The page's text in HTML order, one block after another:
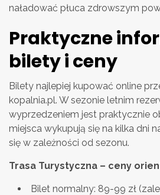
naładować płuca zdrowszym
Praktyczne
bilety i ceny
Bilety najlepiej kupować online
kopalnia.pl. W sezonie letnim
wyprzedzeniem jest praktycznie
miejsca wykupują się na kilka dni
się w zależności od sezonu.
Trasa Turystyczna – ceny
Bilet normalny: 89-99 zł